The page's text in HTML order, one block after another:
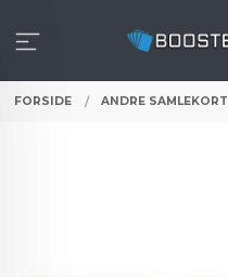
innholdet
FORSIDE ANDRE SAMLEKORT